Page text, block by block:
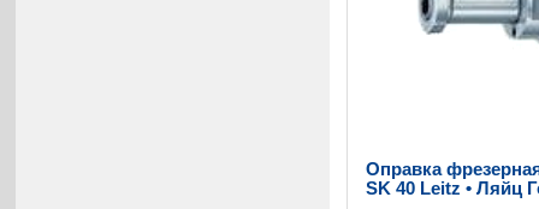
Оправка
SK 40 Leitz • Ляйц